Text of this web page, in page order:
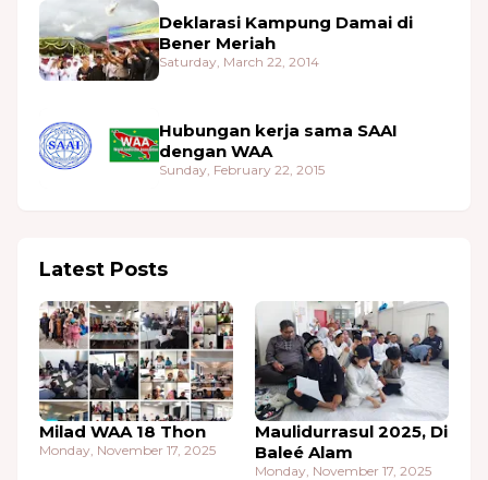
Deklarasi Kampung Damai di
Bener Meriah
Saturday, March 22, 2014
Hubungan kerja sama SAAI
dengan WAA
Sunday, February 22, 2015
Latest Posts
Milad WAA 18 Thon
Monday, November 17, 2025
Maulidurrasul 2025, Di
Baleé Alam
Monday, November 17, 2025